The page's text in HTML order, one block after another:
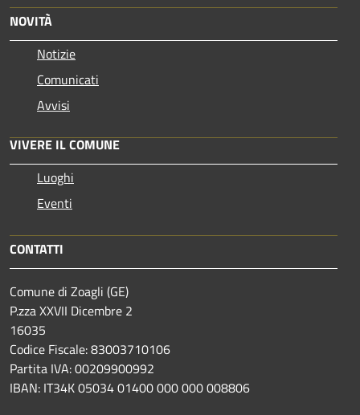
NOVITÀ
Notizie
Comunicati
Avvisi
VIVERE IL COMUNE
Luoghi
Eventi
CONTATTI
Comune di Zoagli (GE)
P.zza XXVII Dicembre 2
16035
Codice Fiscale: 83003710106
Partita IVA: 00209900992
IBAN: IT34K 05034 01400 000 000 008806